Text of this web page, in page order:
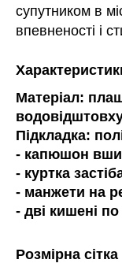
супутником в
впевненості і
Матеріал:
Підкладка:
- капюшон
- куртка
- манжети на
- дві кишені
Розмірна сітка